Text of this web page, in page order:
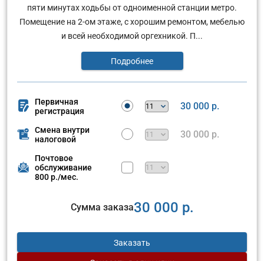
пяти минутах ходьбы от одноименной станции метро.
Помещение на 2-ом этаже, с хорошим ремонтом, мебелью
и всей необходимой оргехникой. П...
Подробнее
Первичная
регистрация
30 000 р.
Смена внутри
налоговой
30 000 р.
Почтовое
обслуживание
800 р./мес.
Сумма заказа30 000 р.
Заказать